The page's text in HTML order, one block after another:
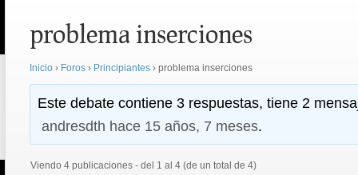
line gratis!
Korg lanza SDD-3000, el nuevo
pedal de delay.
Tutorial de CLA Effects, aprende a
problema inserciones
Inicio › Foros › Principiantes › problema inserciones
Este debate contiene 3 respuestas, tiene 2
andresdth hace 15 años, 7 meses.
Viendo 4 publicaciones - del 1 al 4 (de un total de 4)